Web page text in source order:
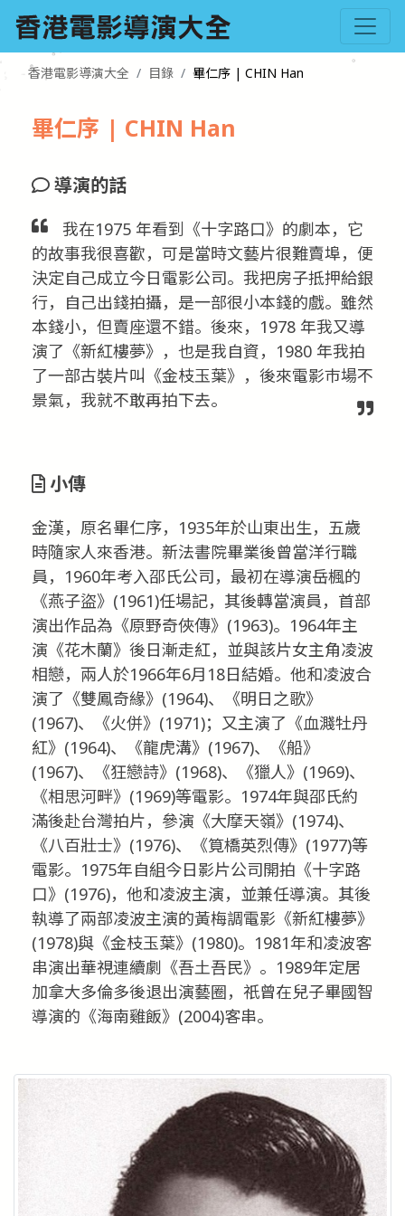
香港電影導演大全 目錄 畢仁序 | CHIN Han
畢仁序 | CHIN Han
導演的話
我在1975 年看到《十字路口》的劇本，它
的故事我很喜歡，可是當時文藝片很難賣埠，便
決定自己成立今日電影公司。我把房子抵押給銀
行，自己出錢拍攝，是一部很小本錢的戲。雖然
本錢小，但賣座還不錯。後來，1978 年我又導
演了《新紅樓夢》，也是我自資，1980 年我拍
了一部古裝片叫《金枝玉葉》，後來電影巿場不
景氣，我就不敢再拍下去。
小傳
金漢，原名畢仁序，1935年於山東出生，五歲
時隨家人來香港。新法書院畢業後曾當洋行職
員，1960年考入邵氏公司，最初在導演岳楓的
《燕子盜》(1961)任場記，其後轉當演員，首部
演出作品為《原野奇俠傳》(1963)。1964年主
演《花木蘭》後日漸走紅，並與該片女主角凌波
相戀，兩人於1966年6月18日結婚。他和凌波合
演了《雙鳳奇緣》(1964)、《明日之歌》
(1967)、《火併》(1971)；又主演了《血濺牡丹
紅》(1964)、《龍虎溝》(1967)、《船》
(1967)、《狂戀詩》(1968)、《獵人》(1969)、
《相思河畔》(1969)等電影。1974年與邵氏約
滿後赴台灣拍片，參演《大摩天嶺》(1974)、
《八百壯士》(1976)、《筧橋英烈傳》(1977)等
電影。1975年自組今日影片公司開拍《十字路
口》(1976)，他和凌波主演，並兼任導演。其後
執導了兩部凌波主演的黃梅調電影《新紅樓夢》
(1978)與《金枝玉葉》(1980)。1981年和凌波客
串演出華視連續劇《吾土吾民》。1989年定居
加拿大多倫多後退出演藝圈，祇曾在兒子畢國智
導演的《海南雞飯》(2004)客串。